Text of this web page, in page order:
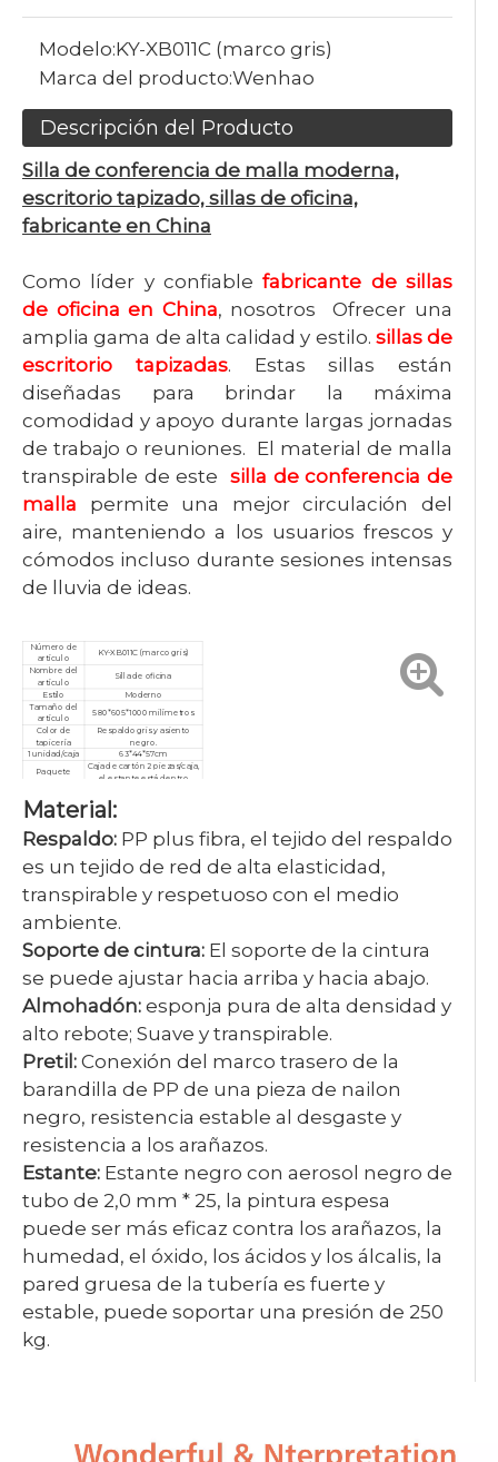
Modelo:KY-XB011C (marco gris)
Marca del producto:Wenhao
Descripción del Producto
Silla de conferencia de malla moderna,
escritorio tapizado, sillas de oficina,
fabricante en China
Como líder y confiablefabricante de sillas
de oficina en China, nosotros Ofrecer una
amplia gama de alta calidad y estilo. sillas de
escritorio tapizadas. Estas sillas están
diseñadas para brindar la máxima
comodidad y apoyo durante largas jornadas
de trabajo o reuniones. El material de malla
transpirable de estesilla de conferencia de
malla permite una mejor circulación del
aire, manteniendo a los usuarios frescos y
cómodos incluso durante sesiones intensas
de lluvia de ideas.
Número de
artículo
KY-XB011C (marco gris)
Nombre del
artículo
Silla de oficina
Estilo
Moderno
Tamaño del
artículo
580*605*1000 milímetros
Color de
tapicería
Respaldo gris y asiento
negro.
1 unidad/caja
63*44*57cm
Paquete
Caja de cartón 2 piezas/caja,
el estante está dentro
mínima de
pedido
Servicio Personalizado, posventa
Certificado ISO9001/ISO14001/ISO18001
Material:
Respaldo: PP plus fibra, el tejido del respaldo
es un tejido de red de alta elasticidad,
transpirable y respetuoso con el medio
ambiente.
Soporte de cintura: El soporte de la cintura
se puede ajustar hacia arriba y hacia abajo.
Almohadón: esponja pura de alta densidad y
alto rebote; Suave y transpirable.
Pretil: Conexión del marco trasero de la
barandilla de PP de una pieza de nailon
negro, resistencia estable al desgaste y
resistencia a los arañazos.
Estante: Estante negro con aerosol negro de
tubo de 2,0 mm * 25, la pintura espesa
puede ser más eficaz contra los arañazos, la
humedad, el óxido, los ácidos y los álcalis, la
pared gruesa de la tubería es fuerte y
estable, puede soportar una presión de 250
kg.